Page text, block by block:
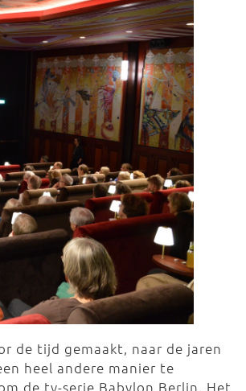
de tijd gemaakt, naar de jaren
heel andere manier te
de tv-serie Babylon Berlin. Het